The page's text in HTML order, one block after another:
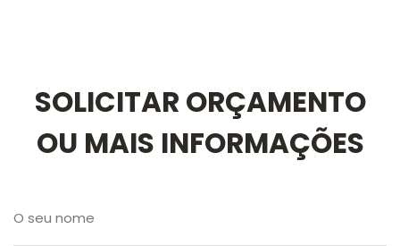
SOLICITAR ORÇAMENTO
OU MAIS INFORMAÇÕES
O seu nome